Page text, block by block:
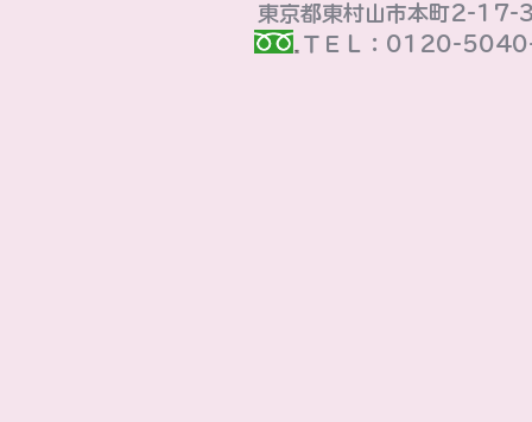
東京都東村山市本町2-17-
ＴＥＬ：0120-